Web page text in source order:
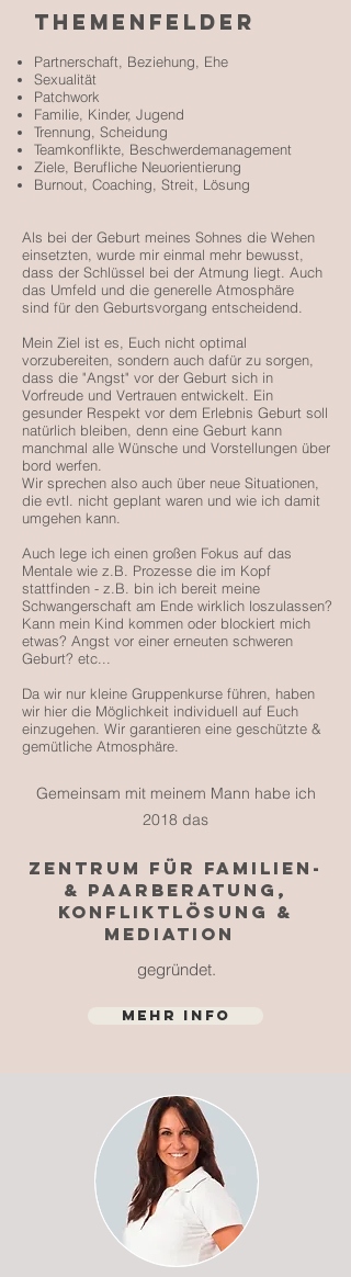
themenfelder
Partnerschaft, Beziehung, Ehe
Sexualität
Patchwork
Familie, Kinder, Jugend
Trennung, Scheidung
Teamkonflikte, Beschwerdemanagement
Ziele, Berufliche Neuorientierung
Burnout, Coaching, Streit, Lösung
Als bei der Geburt meines Sohnes die Wehen
einsetzten, wurde mir einmal mehr bewusst,
dass der Schlüssel bei der Atmung liegt. Auch
das Umfeld und die generelle Atmosphäre
sind für den Geburtsvorgang entscheidend.
Mein Ziel ist es, Euch nicht optimal
vorzubereiten, sondern auch dafür zu sorgen,
dass die "Angst" vor der Geburt sich in
Vorfreude und Vertrauen entwickelt. Ein
gesunder Respekt vor dem Erlebnis Geburt soll
natürlich bleiben, denn eine Geburt kann
manchmal alle Wünsche und Vorstellungen über
bord werfen.
Wir sprechen also auch über neue Situationen,
die evtl. nicht geplant waren und wie ich damit
umgehen kann.
Auch lege ich einen großen Fokus auf das
Mentale wie z.B. Prozesse die im Kopf
stattfinden - z.B. bin ich bereit meine
Schwangerschaft am Ende wirklich loszulassen?
Kann mein Kind kommen oder blockiert mich
etwas? Angst vor einer erneuten schweren
Geburt? etc...
Da wir nur kleine Gruppenkurse führen, haben
wir hier die Möglichkeit individuell auf Euch
einzugehen. Wir garantieren eine geschützte &
gemütliche Atmosphäre.
Gemeinsam mit meinem Mann habe ich
2018 das
ZENTRUM FÜR FAMILIEN-
& PAARBERATUNG,
KONFLIKTLÖSUNG &
MEDIATION
gegründet.
Mehr Info